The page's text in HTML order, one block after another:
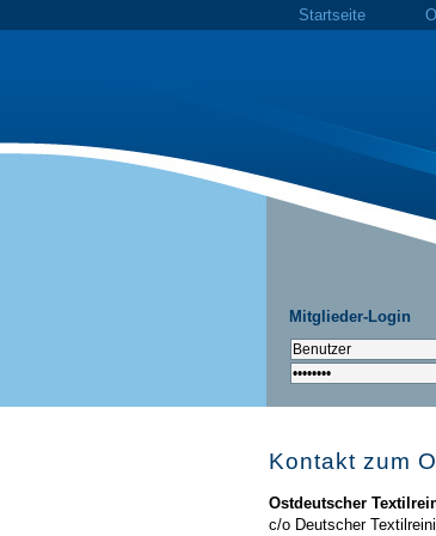
Startseite
Mitglieder-Login
Kontakt zum
Ostdeutscher
c/o Deutscher